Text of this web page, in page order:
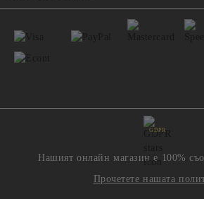
GDPR
Нашият онлайн магазин е 100%
Прочетете нашата